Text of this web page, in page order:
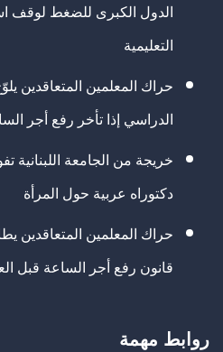
الدول الكبرى للضغط لوقف
التعليمية
حراك المعلمين المتعاقدين
الدراسي إذا تأخر رفع أجر
خريجة من الجامعة اللبنانية
دكتوراه عربية حول المرأة
حراك المعلمين المتعاقدين
قانون رفع أجر الساعة قبل
روابط مهمة